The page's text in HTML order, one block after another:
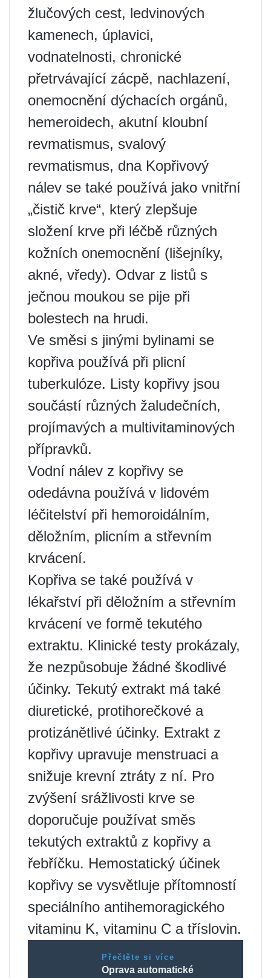
žlučových cest, ledvinových
kamenech, úplavici,
vodnatelnosti, chronické
přetrvávající zácpě, nachlazení,
onemocnění dýchacích orgánů,
hemeroidech, akutní kloubní
revmatismus, svalový
revmatismus, dna Kopřivový
nálev se také používá jako vnitřní
„čistič krve“, který zlepšuje
složení krve při léčbě různých
kožních onemocnění (lišejníky,
akné, vředy). Odvar z listů s
ječnou moukou se pije při
bolestech na hrudi.
Ve směsi s jinými bylinami se
kopřiva používá při plicní
tuberkulóze. Listy kopřivy jsou
součástí různých žaludečních,
projímavých a multivitaminových
přípravků.
Vodní nálev z kopřivy se
odedávna používá v lidovém
léčitelství při hemoroidálním,
děložním, plicním a střevním
krvácení.
Kopřiva se také používá v
lékařství při děložním a střevním
krvácení ve formě tekutého
extraktu. Klinické testy prokázaly,
že nezpůsobuje žádné škodlivé
účinky. Tekutý extrakt má také
diuretické, protihorečkové a
protizánětlivé účinky. Extrakt z
kopřivy upravuje menstruaci a
snižuje krevní ztráty z ní. Pro
zvýšení srážlivosti krve se
doporučuje používat směs
tekutých extraktů z kopřivy a
řebříčku. Hemostatický účinek
kopřivy se vysvětluje přítomností
speciálního antihemoragického
vitaminu K, vitaminu C a tříslovin.
Přečtěte si více
Oprava automatické